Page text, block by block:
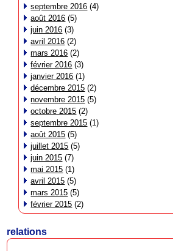
septembre 2016 (4)
août 2016 (5)
juin 2016 (3)
avril 2016 (2)
mars 2016 (2)
février 2016 (3)
janvier 2016 (1)
décembre 2015 (2)
novembre 2015 (5)
octobre 2015 (2)
septembre 2015 (1)
août 2015 (5)
juillet 2015 (5)
juin 2015 (7)
mai 2015 (1)
avril 2015 (5)
mars 2015 (5)
février 2015 (2)
relations